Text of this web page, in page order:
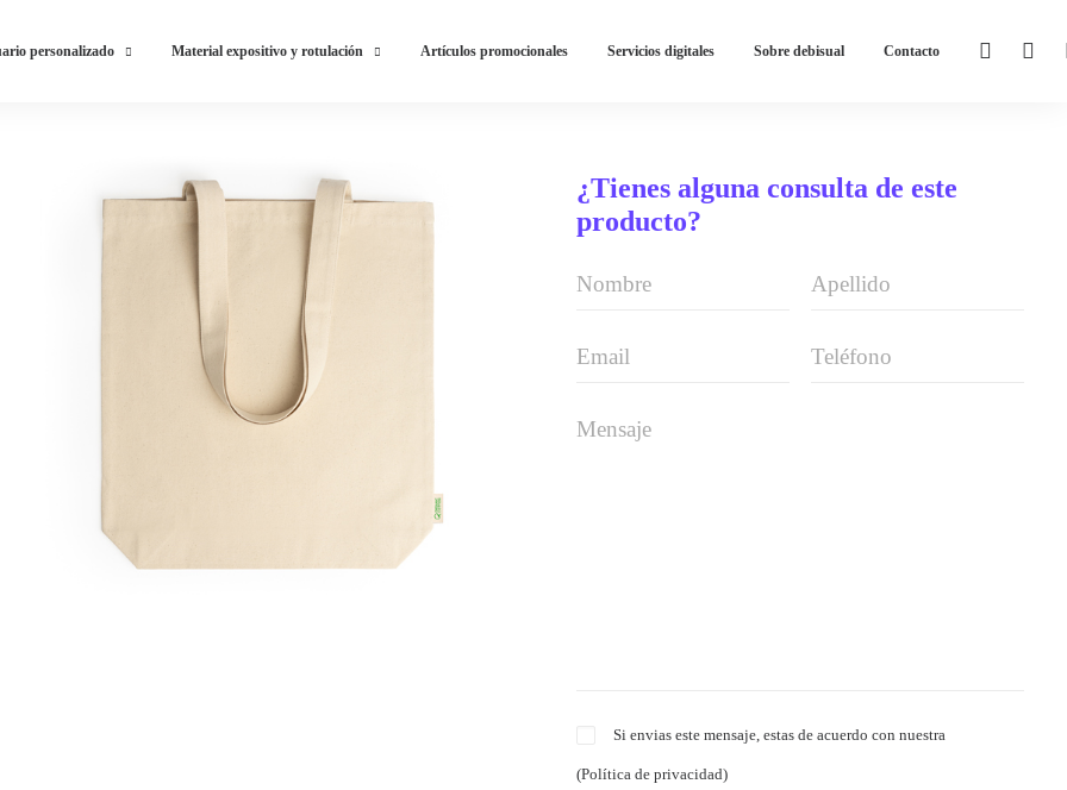
personalizado Material expositivo y rotulación Artículos promocionales Servicios digitales Sobre debisual Contacto
¿Tienes alguna consulta de este
producto?
Si envias este mensaje, estas de acuerdo con nuestra
(Política de privacidad)